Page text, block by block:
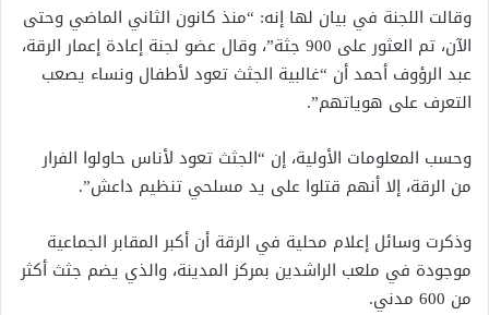
وقالت اللجنة في بيان لها إنه: “منذ كانون الثاني الماضي وحتى
الآن، تم العثور على 900 جثة”، وقال عضو لجنة إعادة إعمار الرقة،
عبد الرؤوف أحمد أن “غالبية الجثث تعود لأطفال ونساء يصعب
التعرف على هوياتهم”.
وحسب المعلومات الأولية، إن “الجثث تعود لأناس حاولوا الفرار
من الرقة، إلا أنهم قتلوا على يد مسلحي تنظيم داعش”.
وذكرت وسائل إعلام محلية في الرقة أن أكبر المقابر الجماعية
موجودة في ملعب الراشدين بمركز المدينة، والذي يضم جثث أكثر
من 600 مدني.